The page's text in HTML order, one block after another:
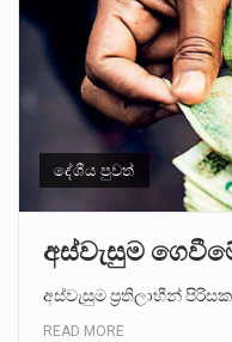
දේශීය පුවත්
අස්වැසුම
අස්වැසුම ප්‍රතිලාභීන්
READ MORE